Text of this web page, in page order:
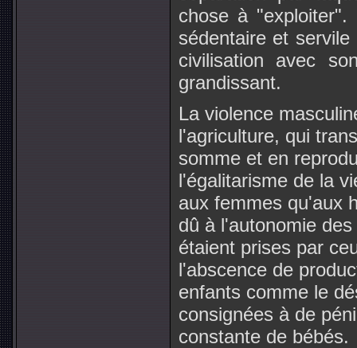
chose à
sédentaire et
civilisation avec
grandissant.
La violence
l'agriculture, qui
somme et en
l'égalitarisme de la
aux femmes qu'aux
dû à l'autonomie
étaient prises par
l'abscence de
enfants comme le
consignées à de
constante de bébés.